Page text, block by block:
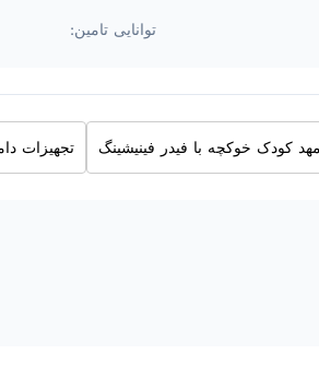
توانایی تامین:
کودک خوکچه با فیدر فینیشینگ تجهیزات